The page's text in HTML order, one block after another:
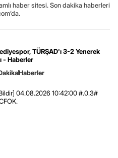
haber sitesi. Son dakika haberleri
TÜRŞAD'ı 3-2 Yenerek
- Haberler
Haberler
04.08.2026 10:42:00 #.0.3#